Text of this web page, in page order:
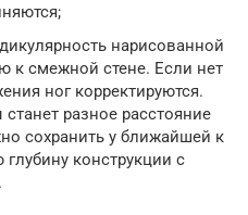
нарисованной
к смежной стене. Если нет
ног корректируются.
разное расстояние
сохранить у ближайшей к
конструкции с